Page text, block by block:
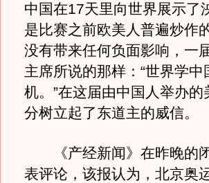
中国在17天里向世界展示了
是比赛之前欧美人普遍炒作
没有带来任何负面影响，一
主席所说的那样：“世界学
机。”在这届由中国人举办
分树立起了东道主的威信。
《产经新闻》在昨晚的闭
表评论，该报认为，北京奥